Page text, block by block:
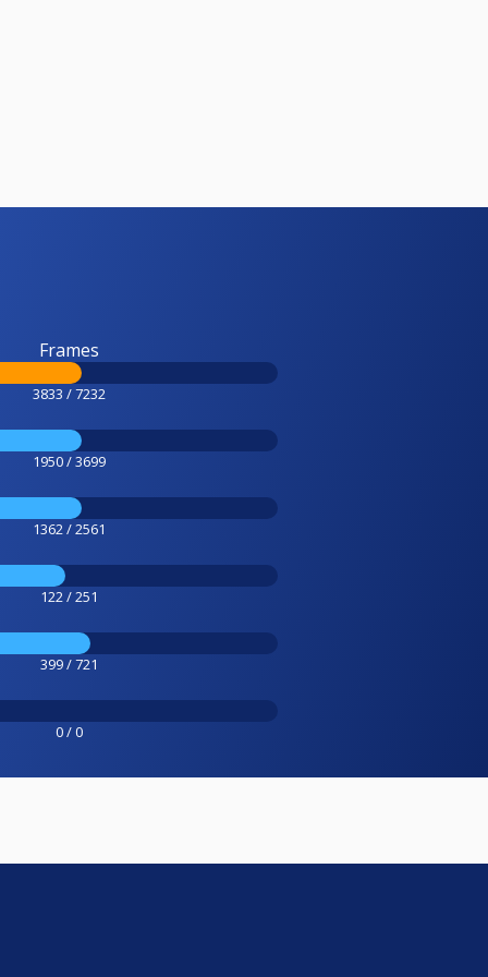
Frames
3833 / 7232
1950 / 3699
1362 / 2561
122 / 251
399 / 721
0 / 0